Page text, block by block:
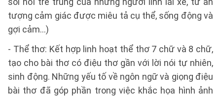
tượng cảm giác được miêu tả cụ thể, sống động và
gợi cảm…)
- Thể thơ: Kết hợp linh hoạt thể thơ 7 chữ và 8 chữ,
tạo cho bài thơ có điệu thơ gần với lời nói tự nhiên,
sinh động. Những yếu tố về ngôn ngữ và giọng điệu
bài thơ đã góp phần trong việc khắc họa hình ảnh